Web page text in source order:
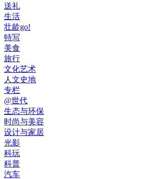
送礼
生活
壮龄go!
特写
美食
旅行
文化艺术
人文史地
专栏
@世代
生态与环保
时尚与美容
设计与家居
光影
科玩
科普
汽车